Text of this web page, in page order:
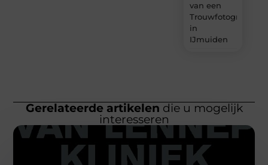
van een
Trouwfotograaf
in
IJmuiden
Gerelateerde artikelen die u mogelijk
interesseren